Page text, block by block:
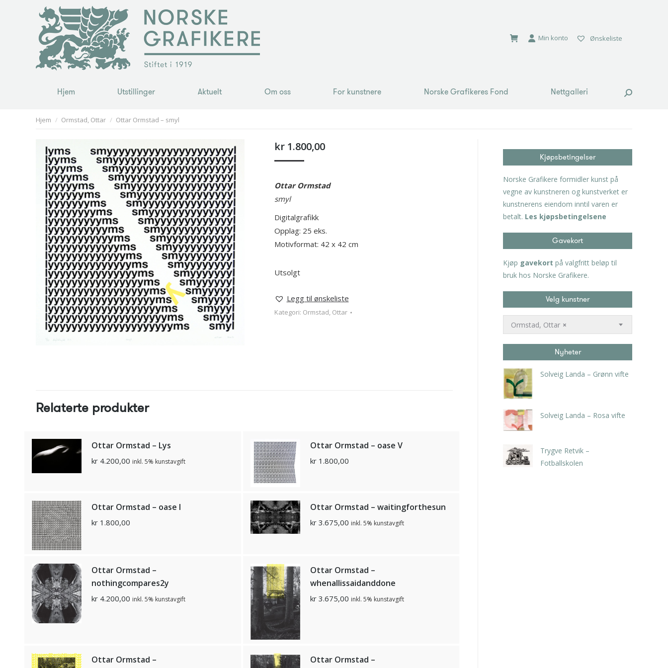
Min konto Ønskeliste
Hjem Utstillinger Aktuelt Om oss For kunstnere Norske Grafikeres Fond Nettgalleri Search:
You are here:
Hjem Ormstad, Ottar Ottar Ormstad – smyl
kr1.800,00
Ottar Ormstad
smyl
Digitalgrafikk
Opplag: 25 eks.
Motivformat: 42 x 42 cm
Utsolgt
Legg til ønskeliste
Kategori: Ormstad, Ottar
Relaterte produkter
Ottar Ormstad – Lys
kr 4.200,00 inkl. 5% kunstavgift
Ottar Ormstad – oase V
kr1.800,00
Ottar Ormstad – oase I
kr 1.800,00
Ottar Ormstad – waitingforthesun
kr3.675,00 inkl. 5% kunstavgift
Ottar Ormstad –
nothingcompares2y
kr 4.200,00 inkl. 5% kunstavgift
Ottar Ormstad –
whenallissaidanddone
kr3.675,00 inkl. 5% kunstavgift
Ottar Ormstad –
Ottar Ormstad –
Kjøpsbetingelser
Norske Grafikere formidler kunst på
vegne av kunstneren og kunstverket er
kunstnerens eiendom inntil varen er
betalt. Les kjøpsbetingelsene
Gavekort
Kjøp gavekort på valgfritt beløp til
bruk hos Norske Grafikere.
Velg kunstner
×
Ormstad, Ottar
Nyheter
Solveig Landa – Grønn vifte
Solveig Landa – Rosa vifte
Trygve Retvik –
Fotballskolen
Hjem Utstillinger Aktuelt